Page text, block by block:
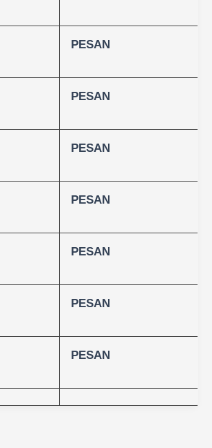
PESAN
PESAN
PESAN
PESAN
PESAN
PESAN
PESAN